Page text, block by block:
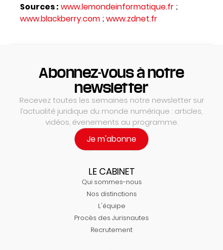
Sources : www.lemondeinformatique.fr ;
www.blackberry.com ;www.zdnet.fr
Abonnez-vous à notre
newsletter
Recevez toutes les semaines notre newsletter sur
l’actualité juridique du monde numérique : articles,
vidéos, évenements au programme.
Je m'abonne
LE CABINET
Qui sommes-nous
Nos distinctions
L'équipe
Procès des Jurisnautes
Recrutement